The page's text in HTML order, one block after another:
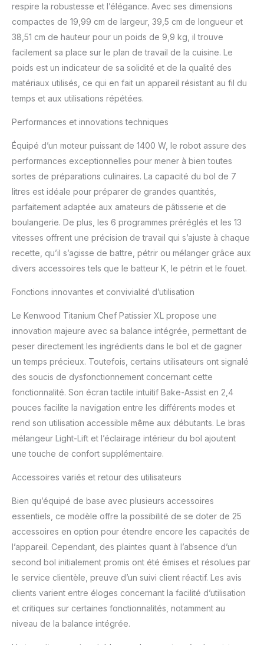
FONCTION EASYWARM:
Une résistance placée
sous le bol de 7L permet
de faire fondre du beurre
ou du chocolat, de faire
monter les pâtes à pain
ou à brioche ou encore
de réaliser de la
sabayons; Un gain de
préparation 6
PROGRAMMES EN 1
SEULE ETAPE: 6
programmes sont
disponibles depuis
l’écran tactile couleur; Il
suffit de sélectionner le
programme, de mettre
les ingrédients et de
lancer la préparation
LUMIÈRE DANS LE BOL :
14 la luminosité dans le
préparation; L’éclairage
permet ainsi de suivre
parfaitement la
préparation dans le bol;
Idéal pour vérifier, par
exemple, la consistance
d’une Chantilly, d’une
l’incorporation des
ingrédients dans une
préparation INCLUS : Kit
inoxydable (Le batteur K
autres outils
indispensables : le pétrin
et le fouet); Un batteur
souple vient compléter le
kit; Aussi inclus un
Blender en verre
ThermoResist, un
couvercle anti-
spatule EVOLUTIF :
Comme les autres
respire la robustesse et l’élégance. Avec ses dimensions
compactes de 19,99 cm de largeur, 39,5 cm de longueur et
38,51 cm de hauteur pour un poids de 9,9 kg, il trouve
facilement sa place sur le plan de travail de la cuisine. Le
poids est un indicateur de sa solidité et de la qualité des
matériaux utilisés, ce qui en fait un appareil résistant au fil du
temps et aux utilisations répétées.
Performances et innovations techniques
Équipé d’un moteur puissant de 1400 W, le robot assure des
performances exceptionnelles pour mener à bien toutes
sortes de préparations culinaires. La capacité du bol de 7
litres est idéale pour préparer de grandes quantités,
parfaitement adaptée aux amateurs de pâtisserie et de
boulangerie. De plus, les 6 programmes préréglés et les 13
vitesses offrent une précision de travail qui s’ajuste à chaque
recette, qu’il s’agisse de battre, pétrir ou mélanger grâce aux
divers accessoires tels que le batteur K, le pétrin et le fouet.
Fonctions innovantes et convivialité d’utilisation
Le Kenwood Titanium Chef Patissier XL propose une
innovation majeure avec sa balance intégrée, permettant de
peser directement les ingrédients dans le bol et de gagner
un temps précieux. Toutefois, certains utilisateurs ont signalé
des soucis de dysfonctionnement concernant cette
fonctionnalité. Son écran tactile intuitif Bake-Assist en 2,4
pouces facilite la navigation entre les différents modes et
rend son utilisation accessible même aux débutants. Le bras
mélangeur Light-Lift et l’éclairage intérieur du bol ajoutent
une touche de confort supplémentaire.
Accessoires variés et retour des utilisateurs
Bien qu’équipé de base avec plusieurs accessoires
essentiels, ce modèle offre la possibilité de se doter de 25
accessoires en option pour étendre encore les capacités de
l’appareil. Cependant, des plaintes quant à l’absence d’un
second bol initialement promis ont été émises et résolues par
le service clientèle, preuve d’un suivi client réactif. Les avis
clients varient entre éloges concernant la facilité d’utilisation
et critiques sur certaines fonctionnalités, notamment au
niveau de la balance intégrée.